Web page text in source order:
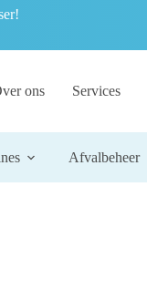
ons Services
Afvalbeheer